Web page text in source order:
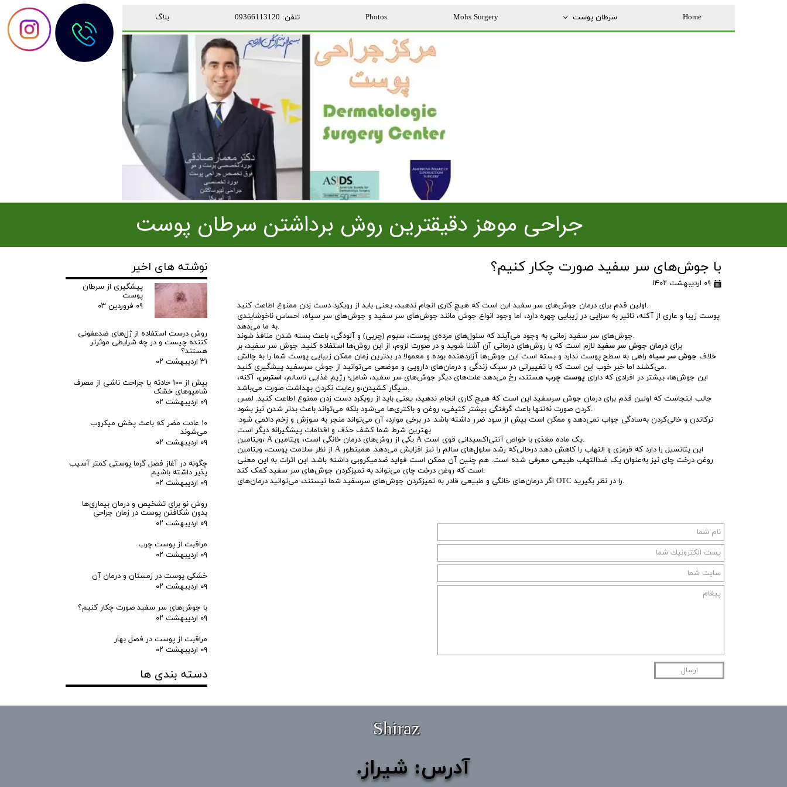
Home سرطان پوست Mohs Surgery
Photos تلفن: 09366113120 بلاگ
جراحی موهز دقیقترین روش برداشتن سرطان پوست
با جوش‌های سر سفید صورت چکار کنیم؟
۰۹ اردیبهشت ۱۴۰۲
اولین قدم برای درمان جوش‌های سر سفید این است که هیچ کاری انجام ندهید، یعنی باید از رویکرد دست زدن ممنوع اطاعت کنید.
پوست زیبا و عاری از آکنه، تاثیر به سزایی در زیبایی چهره دارد، اما وجود انواع جوش مانند جوش‌های سر سفید و جوش‌های سر سیاه، احساس ناخوشایندی
به ما می‌دهد.
جوش‌های سر سفید زمانی به وجود می‌آیند که سلول‌های مرده‌ی پوست، سبوم (چربی) و آلودگی، باعث بسته شدن منافذ شوند.
برای درمان جوش سر سفید لازم است که با روش‌های درمانی آن آشنا شوید و در صورت لزوم، از این روش‌ها استفاده کنید. جوش سر سفید، بر
خلاف جوش سر سیاه راهی به سطح پوست ندارد و بسته است این جوش‌ها آزار‌دهنده بوده و معمولا در بدترین زمان ممکن زیبایی پوست شما را به چالش
می‌کشند اما خبر خوب این است که با تغییراتی در سبک زندگی و درمان‌های دارویی و موضعی می‌توانید از جوش سرسفید پیشگیری کنید.
این جوش‌ها، بیشتر در افرادی که دارای پوست چرب هستند، رخ می‌دهد علت‌های دیگر جوش‌های سر سفید، شامل؛ رژیم غذایی ناسالم، استرس، آکنه،
سیگار کشیدن،و رعایت نکردن بهداشت صورت می‌باشد.
جالب اینجاست که اولین قدم برای درمان جوش سرسفید این است که هیچ کاری انجام ندهید، یعنی باید از رویکرد دست زدن ممنوع اطاعت کنید. لمس
کردن صورت نه‌تنها باعث گرفتگی بیشتر کثیفی، روغن و باکتری‌ها می‌شود بلکه می‌تواند باعث بدتر شدن نیز بشود.
ترکاندن و خالی‌کردن به‌سادگی جواب نمی‌دهد و ممکن است بیش از سود ضرر داشته باشد. در برخی موارد، آن می‌تواند منجر به سوزش و زخم دائمی شود.
بهترین شرط شما کشف حذف و اقدامات پیشگیرانه دیگر است
ویتامین، A یکی از روش‌های درمان خانگی است، ویتامین A یک ماده مغذی با خواص آنتی‌اکسیدانی قوی است.
از نظر سلامت پوست، ویتامین A این پتانسیل را دارد که قرمزی و التهاب را کاهش دهد درحالی‌که رشد سلول‌های سالم را نیز افزایش می‌دهد. همینطور
روغن درخت چای نیز به‌عنوان یک ضدالتهاب طبیعی معرفی شده است. هم چنین آن ممکن است فواید ضدمیکروبی داشته باشد. این اثرات به این معنی
است که روغن درخت چای می‌تواند به تمیزکردن جوش‌های سر سفید کمک کند.
اگر درمان‌های خانگی و طبیعی قادر به تمیزکردن جوش‌های سرسفید شما نیستند، می‌توانید درمان‌های OTC را در نظر بگیرید.
ارسال
نوشته های اخیر
پیشگیری از سرطان
پوست
۰۹ فروردین ۰۳
روش درست استفاده از ژل‌های ضدعفونی
کننده چیست و در چه شرایطی موثرتر
هستند؟
۳۱ اردیبهشت ۰۲
بیش از ۱۰۰ حادثه یا جراحت ناشی از مصرف
شامپوهای خشک
۰۹ اردیبهشت ۰۲
۱۰ عادت مضر که باعث پخش میکروب
می‌شوند
۰۹ اردیبهشت ۰۲
چگونه در آغاز فصل گرما پوستی کمتر آسیب
پذیر داشته باشیم
۰۹ اردیبهشت ۰۲
روش نو برای تشخیص و درمان بیماری‌ها
بدون شکافتن پوست در زمان جراحی
۰۹ اردیبهشت ۰۲
مراقبت از پوست چرب
۰۹ اردیبهشت ۰۲
خشکی پوست در زمستان و درمان آن
۰۹ اردیبهشت ۰۲
با جوش‌های سر سفید صورت چکار کنیم؟
۰۹ اردیبهشت ۰۲
مراقبت از پوست در فصل بهار
۰۹ اردیبهشت ۰۲
دسته بندی ها
Shiraz
آدرس: شیراز.